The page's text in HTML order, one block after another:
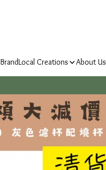
BrandLocal Creations About Us